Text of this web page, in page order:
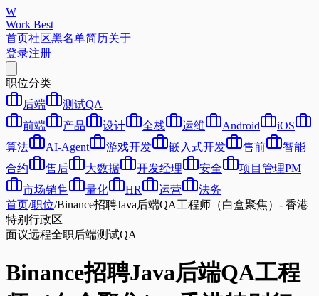
W
Work Best
首页社区黑名单简历关于
登录注册
职位分类
后端
测试QA
前端
产品 设计 全栈 运维 Android
iOS
算法
AI-Agent 游戏开发 嵌入式开发 售前
智能
合约
售后 大数据 开发经理 安全
项目管理PM
市场销售
量化 HR 运营
法务
首页/职位/Binance招聘Java后端QA工程师（白盒聚焦）- 香港
特别行政区
面议远程全职后端测试QA
Binance招聘Java后端QA工程